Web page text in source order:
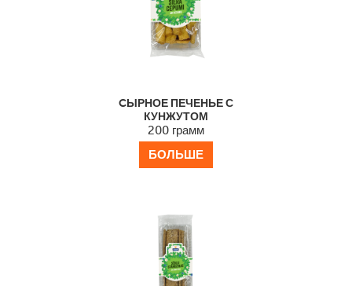
CЫРНОЕ ПЕЧЕНЬЕ С
КУНЖУТОМ
200 грамм
БОЛЬШЕ